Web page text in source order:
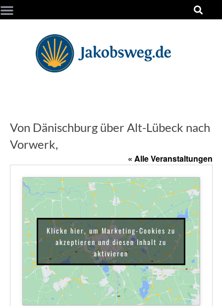
Von Dänischburg über Alt-Lübeck nach
Vorwerk,
« Alle Veranstaltungen
Klicke hier, um Marketing-Cookies zu
akzeptieren und diesen Inhalt zu
aktivieren